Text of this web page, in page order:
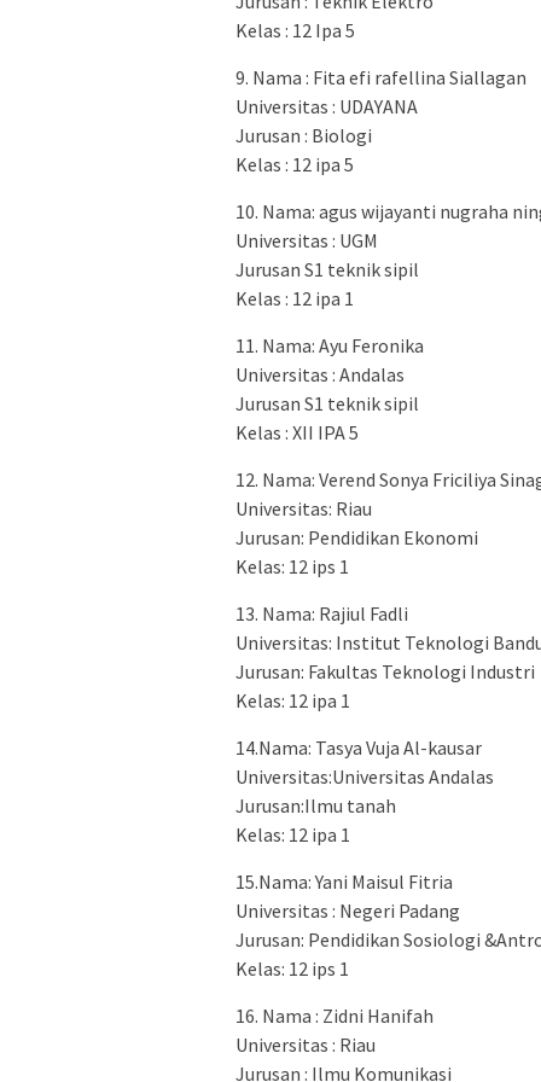
Kelas : 12 Ipa 5
9. Nama : Fita efi rafellina Siallagan
Universitas : UDAYANA
Jurusan : Biologi
Kelas : 12 ipa 5
10. Nama: agus wijayanti nugraha
Universitas : UGM
Jurusan S1 teknik sipil
Kelas : 12 ipa 1
11. Nama: Ayu Feronika
Universitas : Andalas
Jurusan S1 teknik sipil
Kelas : XII IPA 5
12. Nama: Verend Sonya Friciliya
Universitas: Riau
Jurusan: Pendidikan Ekonomi
Kelas: 12 ips 1
13. Nama: Rajiul Fadli
Universitas: Institut Teknologi
Jurusan: Fakultas Teknologi Industri
Kelas: 12 ipa 1
14.Nama: Tasya Vuja Al-kausar
Universitas:Universitas Andalas
Jurusan:Ilmu tanah
Kelas: 12 ipa 1
15.Nama: Yani Maisul Fitria
Universitas : Negeri Padang
Jurusan: Pendidikan Sosiologi
Kelas: 12 ips 1
16. Nama : Zidni Hanifah
Universitas : Riau
Jurusan : Ilmu Komunikasi